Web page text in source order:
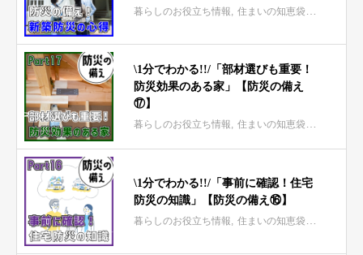
暮らしのお役立ち情報 住まいの知恵袋 mini
\1分でわかる!!/「部材選びも重要！
防災効果のある家」【防災の備え
⑰】
暮らしのお役立ち情報 住まいの知恵袋 mini
\1分でわかる!!/「事前に確認！住宅
防災の知識」【防災の備え⑯】
暮らしのお役立ち情報 住まいの知恵袋 mini